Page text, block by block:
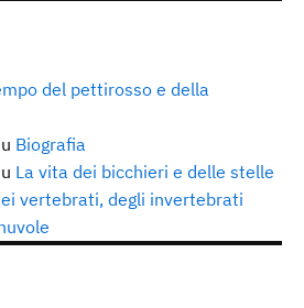
del pettirosso e della
Biografia
La vita dei bicchieri e delle stelle
vertebrati, degli invertebrati